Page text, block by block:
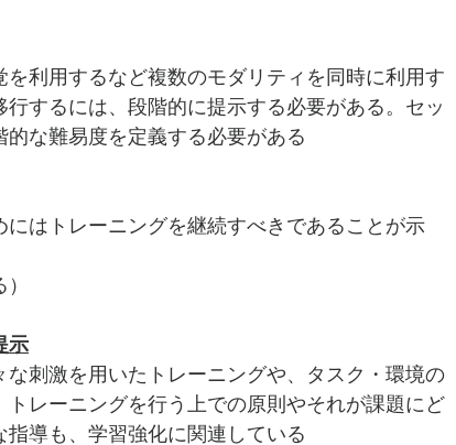
利用するなど複数のモダリティを同時に利用す
するには、段階的に提示する必要がある。セッ
な難易度を定義する必要がある
はトレーニングを継続すべきであることが示
示
刺激を用いたトレーニングや、タスク・環境の
レーニングを行う上での原則やそれが課題にど
導も、学習強化に関連している